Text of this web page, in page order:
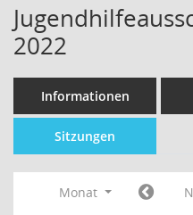
2022
Informationen
Sitzungen
Monat